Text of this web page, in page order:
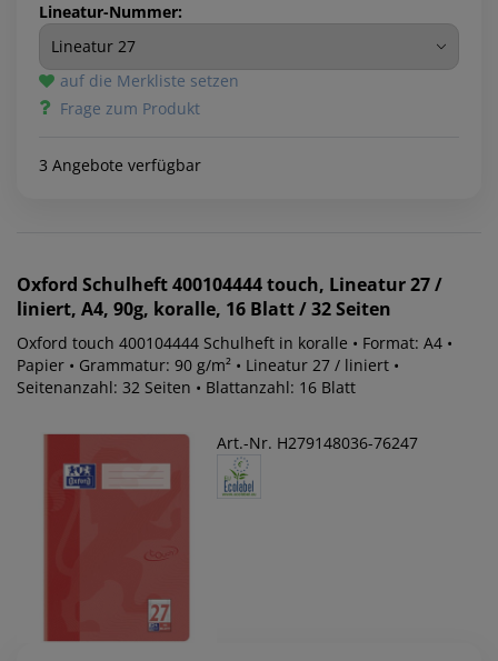
Lineatur-Nummer:
auf die Merkliste setzen
Frage zum Produkt
3 Angebote verfügbar
Oxford Schulheft 400104444 touch, Lineatur 27 /
liniert, A4, 90g, koralle, 16 Blatt / 32 Seiten
Oxford touch 400104444 Schulheft in koralle • Format: A4 •
Papier • Grammatur: 90 g/m² • Lineatur 27 / liniert •
Seitenanzahl: 32 Seiten • Blattanzahl: 16 Blatt
Art.-Nr. H279148036-76247